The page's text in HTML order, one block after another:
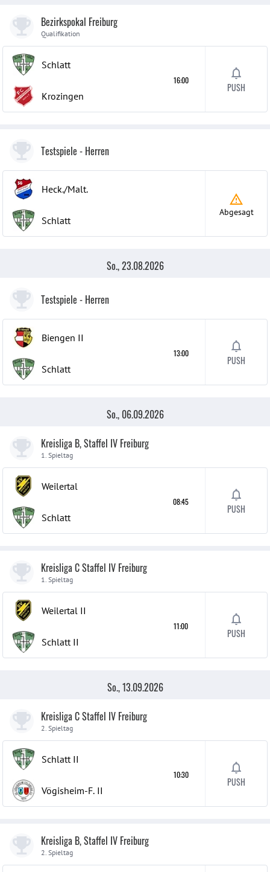
Bezirkspokal Freiburg
Qualifikation
Schlatt
Krozingen
16:00
PUSH
Testspiele - Herren
Heck./Malt.
Schlatt
Abgesagt
So., 23.08.2026
Testspiele - Herren
Biengen II
Schlatt
13:00
PUSH
So., 06.09.2026
Kreisliga B, Staffel IV Freiburg
1. Spieltag
Weilertal
Schlatt
08:45
PUSH
Kreisliga C Staffel IV Freiburg
1. Spieltag
Weilertal II
Schlatt II
11:00
PUSH
So., 13.09.2026
Kreisliga C Staffel IV Freiburg
2. Spieltag
Schlatt II
Vögisheim-F. II
10:30
PUSH
Kreisliga B, Staffel IV Freiburg
2. Spieltag